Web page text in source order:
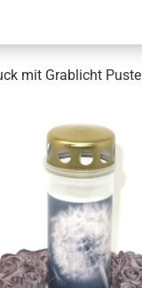
mit Grablicht